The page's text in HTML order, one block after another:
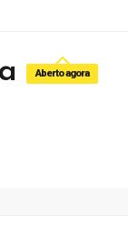
Aberto agora